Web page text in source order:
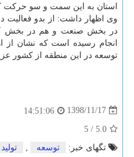
استان به این سمت و سو حركت
وی اظهار داشت: از بدو فعالیت
در بخش صنعت و هم در بخش
انجام رسیده است كه نشان
توسعه در این منطقه از كشور
1398/11/17
14:51:06
5.0
/
5
تگهای خبر:
توسعه , تولید